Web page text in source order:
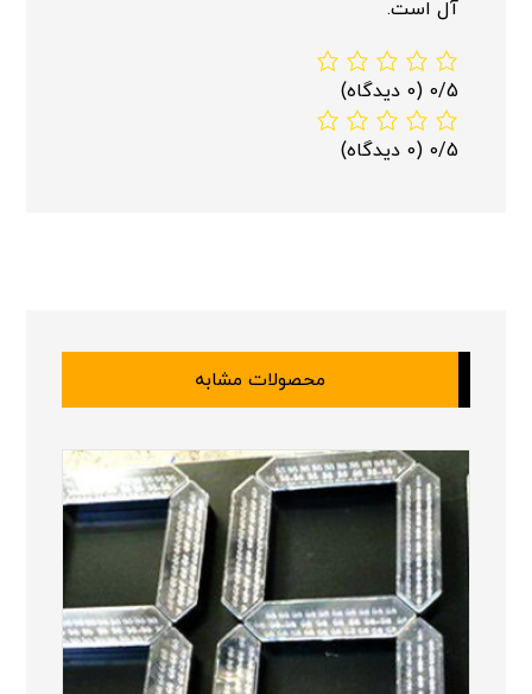
آل است.
0/5 (0 دیدگاه)
0/5 (0 دیدگاه)
محصولات مشابه